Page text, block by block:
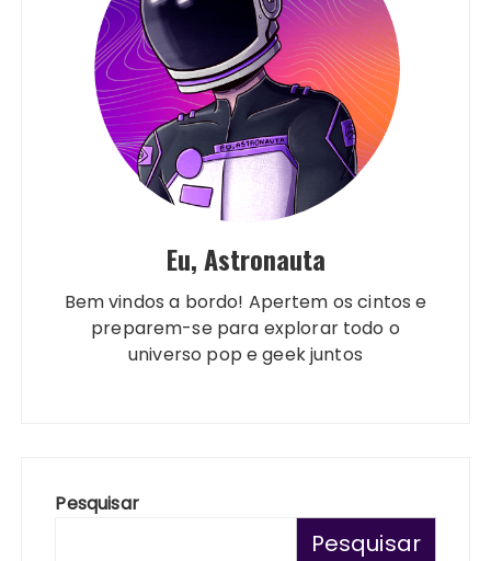
Eu, Astronauta
Bem vindos a bordo! Apertem os cintos e
preparem-se para explorar todo o
universo pop e geek juntos
Pesquisar
Pesquisar